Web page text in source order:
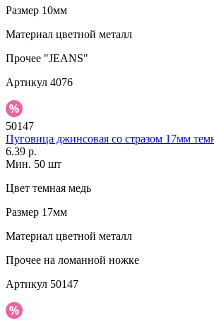
Размер 10мм
Материал цветной металл
Прочее "JEANS"
Артикул 4076
50147
Пуговица джинсовая со стразом 17мм
6.39 р.
Мин. 50 шт
Цвет темная медь
Размер 17мм
Материал цветной металл
Прочее на ломанной ножке
Артикул 50147